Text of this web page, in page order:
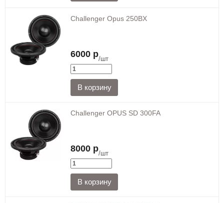
Challenger Opus 250BX
6000 р/шт
Challenger OPUS SD 300FA
8000 р/шт